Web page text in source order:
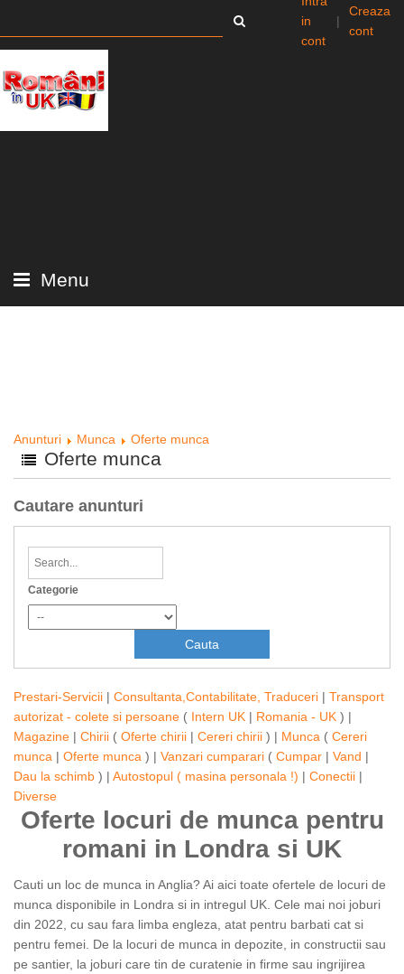
in
cont
|
Creaza
cont
Menu
Anunturi Munca Oferte munca
Oferte munca
Cautare anunturi
Categorie
Prestari-Servicii | Consultanta,Contabilitate, Traduceri | Transport
autorizat - colete si persoane ( Intern UK | Romania - UK ) |
Magazine | Chirii ( Oferte chirii | Cereri chirii ) | Munca ( Cereri
munca | Oferte munca ) | Vanzari cumparari ( Cumpar | Vand |
Dau la schimb ) | Autostopul ( masina personala !) | Conectii |
Diverse
Oferte locuri de munca pentru
romani in Londra si UK
Cauti un loc de munca in Anglia? Ai aici toate ofertele de locuri de
munca disponibile in Londra si in intregul UK. Cele mai noi joburi
din 2022, cu sau fara limba engleza, atat pentru barbati cat si
pentru femei. De la locuri de munca in depozite, in constructii sau
pe santier, la joburi care tin de curatenie in firme sau ingrijirea